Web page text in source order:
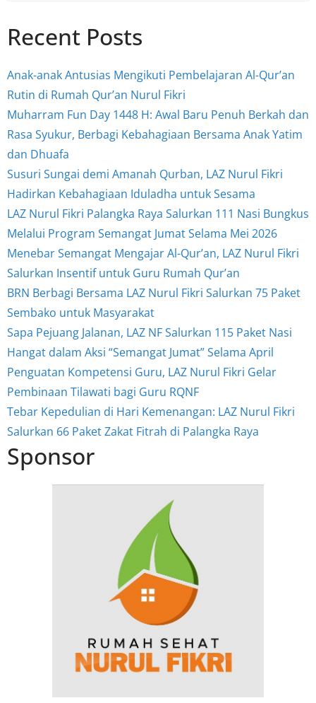
Recent Posts
Anak-anak Antusias Mengikuti Pembelajaran Al-Qur’an
Rutin di Rumah Qur’an Nurul Fikri
Muharram Fun Day 1448 H: Awal Baru Penuh Berkah dan
Rasa Syukur, Berbagi Kebahagiaan Bersama Anak Yatim
dan Dhuafa
Susuri Sungai demi Amanah Qurban, LAZ Nurul Fikri
Hadirkan Kebahagiaan Iduladha untuk Sesama
LAZ Nurul Fikri Palangka Raya Salurkan 111 Nasi Bungkus
Melalui Program Semangat Jumat Selama Mei 2026
Menebar Semangat Mengajar Al-Qur’an, LAZ Nurul Fikri
Salurkan Insentif untuk Guru Rumah Qur’an
BRN Berbagi Bersama LAZ Nurul Fikri Salurkan 75 Paket
Sembako untuk Masyarakat
Sapa Pejuang Jalanan, LAZ NF Salurkan 115 Paket Nasi
Hangat dalam Aksi “Semangat Jumat” Selama April
Penguatan Kompetensi Guru, LAZ Nurul Fikri Gelar
Pembinaan Tilawati bagi Guru RQNF
Tebar Kepedulian di Hari Kemenangan: LAZ Nurul Fikri
Salurkan 66 Paket Zakat Fitrah di Palangka Raya
Sponsor